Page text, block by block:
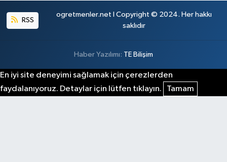
RSS
ogretmenler.net I Copyright © 2024. Her hakkı
saklıdır
Haber Yazılımı: TE Bilişim
En iyi site deneyimi sağlamak için çerezlerden
faydalanıyoruz. Detaylar için lütfen tıklayın.
Tamam